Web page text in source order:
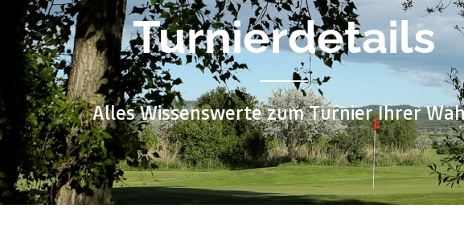
Turnierdetails
Alles Wissenswerte zum Turnier Ihrer